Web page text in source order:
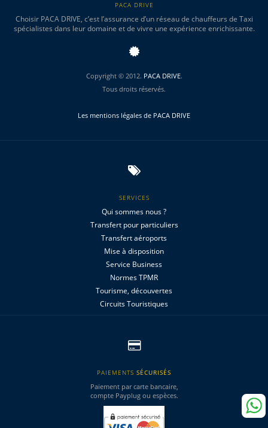
PACA DRIVE
Choisir PACA DRIVE, c’est l’assurance d’un réseau de chauffeurs de Taxi
spécialistes dans leur domaine et de vivre une expérience enrichissante.
Copyright © 2012. PACA DRIVE.
Tous droits réservés.
Les mentions légales de PACA DRIVE
SERVICES
Qui sommes nous ?
Transfert pour particuliers
Transfert aéroports
Mise à disposition
Service Business
Normes TPMR
Tourisme, découvertes
Circuits Touristiques
PAIEMENTS SÉCURISÉS
Paiement par carte bancaire,
compte Payplug ou espèces.